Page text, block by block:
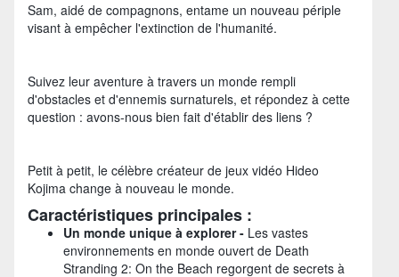
Sam, aidé de compagnons, entame un nouveau périple
visant à empêcher l'extinction de l'humanité.
Suivez leur aventure à travers un monde rempli
d'obstacles et d'ennemis surnaturels, et répondez à cette
question : avons-nous bien fait d'établir des liens ?
Petit à petit, le célèbre créateur de jeux vidéo Hideo
Kojima change à nouveau le monde.
Caractéristiques principales :
Un monde unique à explorer - Les vastes
environnements en monde ouvert de Death
Stranding 2: On the Beach regorgent de secrets à